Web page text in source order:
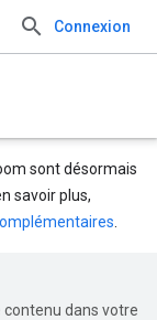
Connexion
sont désormais
savoir plus,
contenu dans votre